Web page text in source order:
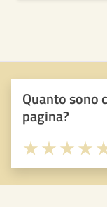
Quanto sono
pagina?
Valuta 3
Valuta 2
Valuta 1 stelle